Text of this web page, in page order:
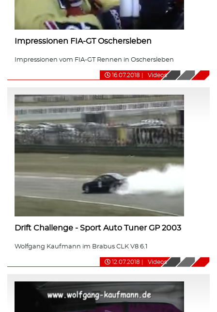
Impressionen FIA-GT Oschersleben
Impressionen vom FIA-GT Rennen in Oschersleben
16.07.2018 Videos
Drift Challenge - Sport Auto Tuner GP 2003
Wolfgang Kaufmann im Brabus CLK V8 6.1
12.07.2018 Videos